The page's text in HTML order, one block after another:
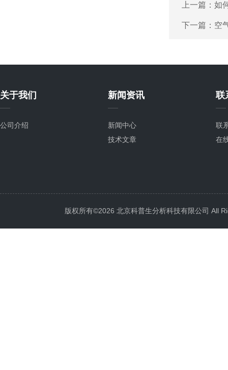
上一篇： 如
下一篇： 空
关于我们
公司介绍
新闻资讯
新闻中心
技术文章
联
联
在
版权所有©2026 北京科普生分析科技有限公司 All